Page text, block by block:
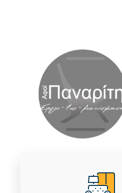
Εμπιστοσύνη και
του επίπλου από το